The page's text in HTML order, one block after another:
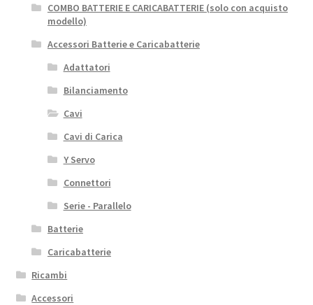
COMBO BATTERIE E CARICABATTERIE (solo con acquisto
modello)
Accessori Batterie e Caricabatterie
Adattatori
Bilanciamento
Cavi
Cavi di Carica
Y Servo
Connettori
Serie - Parallelo
Batterie
Caricabatterie
Ricambi
Accessori